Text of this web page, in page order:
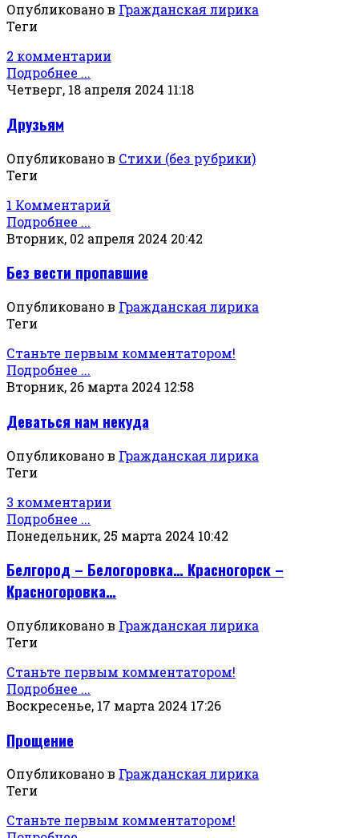
Опубликовано в Гражданская лирика
Теги
2 комментарии
Подробнее ...
Четверг, 18 апреля 2024 11:18
Друзьям
Опубликовано в Стихи (без рубрики)
Теги
1 Комментарий
Подробнее ...
Вторник, 02 апреля 2024 20:42
Без вести пропавшие
Опубликовано в Гражданская лирика
Теги
Станьте первым комментатором!
Подробнее ...
Вторник, 26 марта 2024 12:58
Деваться нам некуда
Опубликовано в Гражданская лирика
Теги
3 комментарии
Подробнее ...
Понедельник, 25 марта 2024 10:42
Белгород – Белогоровка… Красногорск –
Красногоровка…
Опубликовано в Гражданская лирика
Теги
Станьте первым комментатором!
Подробнее ...
Воскресенье, 17 марта 2024 17:26
Прощение
Опубликовано в Гражданская лирика
Теги
Станьте первым комментатором!